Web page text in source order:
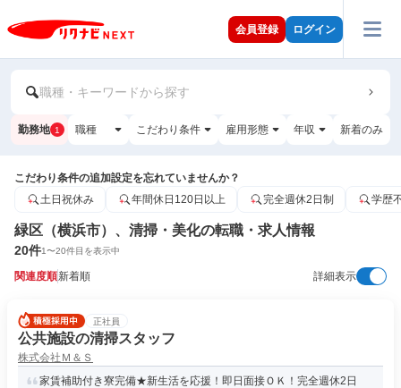
会員登録 ログイン
職種・キーワードから探す
勤務地 1 職種 こだわり条件 雇用形態 年収 新着のみ
こだわり条件の追加設定を忘れていませんか？
土日祝休み
年間休日120日以上 完全週休2日制 学歴
緑区（横浜市）、清掃・美化の転職・求人情報
20件1〜20件目を表示中
関連度順新着順 詳細表示
正社員
公共施設の清掃スタッフ
株式会社Ｍ＆Ｓ
家賃補助付き寮完備★新生活を応援！即日面接ＯＫ！完全週休2日